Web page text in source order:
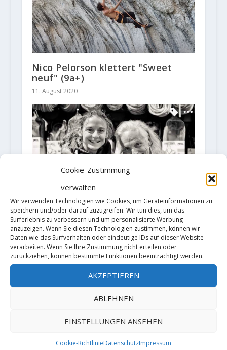
Cookie-Zustimmung
verwalten
Wir verwenden Technologien wie Cookies, um Geräteinformationen zu
speichern und/oder darauf zuzugreifen. Wir tun dies, um das
Surferlebnis zu verbessern und um personalisierte Werbung
anzuzeigen. Wenn Sie diesen Technologien zustimmen, können wir
Daten wie das Surfverhalten oder eindeutige IDs auf dieser Website
verarbeiten. Wenn Sie Ihre Zustimmung nicht erteilen oder
zurückziehen, können bestimmte Funktionen beeinträchtigt werden.
AKZEPTIEREN
ABLEHNEN
EINSTELLUNGEN ANSEHEN
Cookie-RichtlinieDatenschutzImpressum
Nico Pelorson klettert "Sweet
neuf" (9a+)
11. August 2020
Melissa Le Neve sichert sich die
„Action Directe“